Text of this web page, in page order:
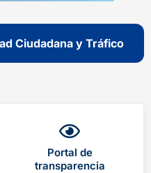
Ciudadana y Tráfico
Portal de
transparencia